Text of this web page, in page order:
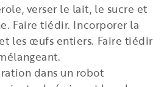
verser le lait, le sucre et
Faire tiédir. Incorporer la
les œufs entiers. Faire tiédir
dans un robot